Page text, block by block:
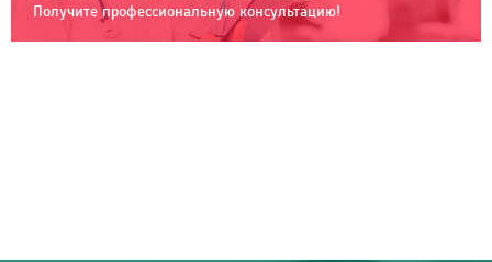
Получите профессиональную консультацию!